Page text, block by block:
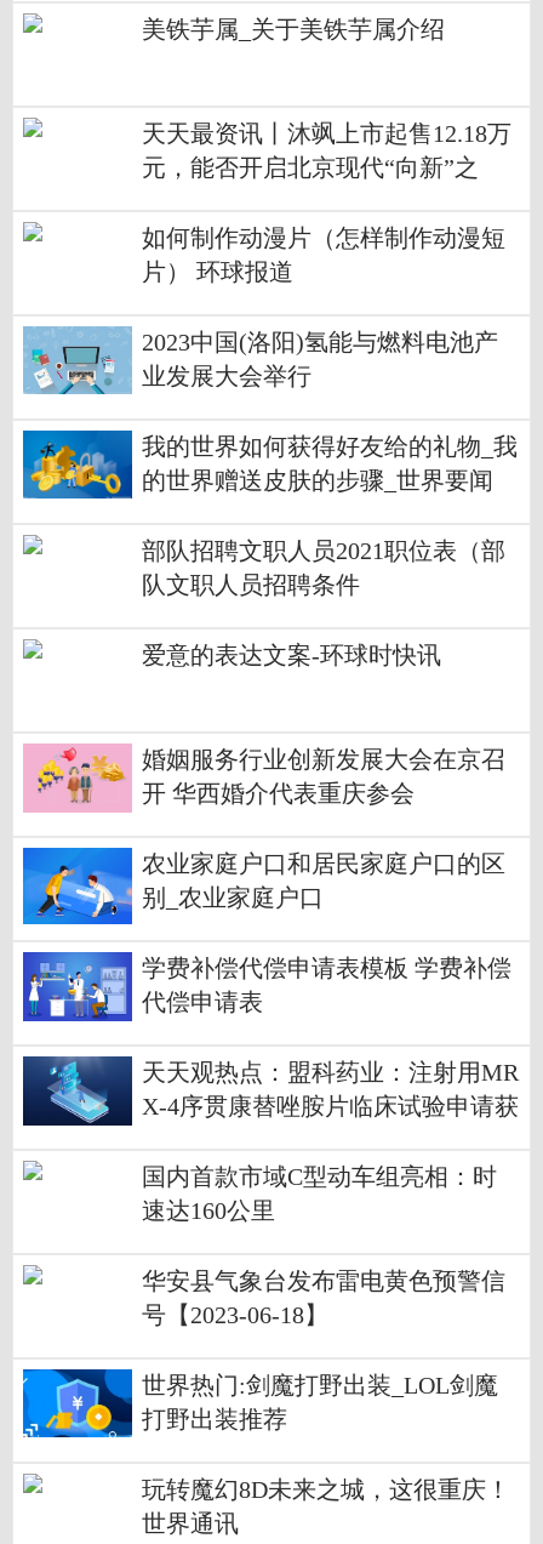
美铁芋属_关于美铁芋属介绍
天天最资讯丨沐飒上市起售12.18万
元，能否开启北京现代“向新”之
如何制作动漫片（怎样制作动漫短
片） 环球报道
2023中国(洛阳)氢能与燃料电池产
业发展大会举行
我的世界如何获得好友给的礼物_我
的世界赠送皮肤的步骤_世界要闻
部队招聘文职人员2021职位表（部
队文职人员招聘条件
爱意的表达文案-环球时快讯
婚姻服务行业创新发展大会在京召
开 华西婚介代表重庆参会
农业家庭户口和居民家庭户口的区
别_农业家庭户口
学费补偿代偿申请表模板 学费补偿
代偿申请表
天天观热点：盟科药业：注射用MR
X-4序贯康替唑胺片临床试验申请获
国内首款市域C型动车组亮相：时
速达160公里
华安县气象台发布雷电黄色预警信
号【2023-06-18】
世界热门:剑魔打野出装_LOL剑魔
打野出装推荐
玩转魔幻8D未来之城，这很重庆！
世界通讯